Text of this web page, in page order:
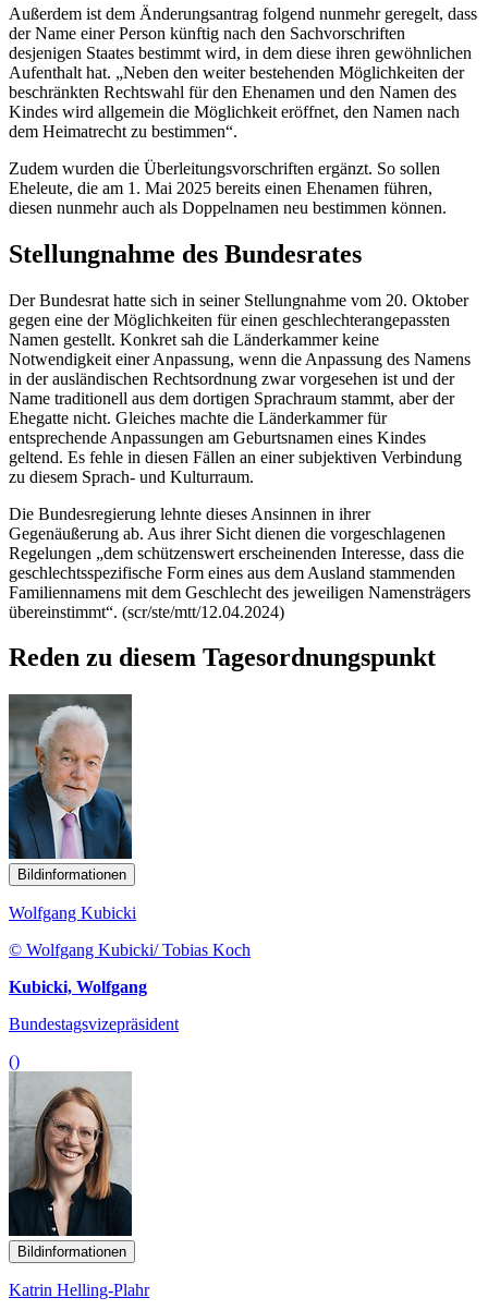
Außerdem ist dem Änderungsantrag folgend nunmehr geregelt, dass
der Name einer Person künftig nach den Sachvorschriften
desjenigen Staates bestimmt wird, in dem diese ihren gewöhnlichen
Aufenthalt hat. „Neben den weiter bestehenden Möglichkeiten der
beschränkten Rechtswahl für den Ehenamen und den Namen des
Kindes wird allgemein die Möglichkeit eröffnet, den Namen nach
dem Heimatrecht zu bestimmen“.
Zudem wurden die Überleitungsvorschriften ergänzt. So sollen
Eheleute, die am 1. Mai 2025 bereits einen Ehenamen führen,
diesen nunmehr auch als Doppelnamen neu bestimmen können.
Stellungnahme des Bundesrates
Der Bundesrat hatte sich in seiner Stellungnahme vom 20. Oktober
gegen eine der Möglichkeiten für einen geschlechterangepassten
Namen gestellt. Konkret sah die Länderkammer keine
Notwendigkeit einer Anpassung, wenn die Anpassung des Namens
in der ausländischen Rechtsordnung zwar vorgesehen ist und der
Name traditionell aus dem dortigen Sprachraum stammt, aber der
Ehegatte nicht. Gleiches machte die Länderkammer für
entsprechende Anpassungen am Geburtsnamen eines Kindes
geltend. Es fehle in diesen Fällen an einer subjektiven Verbindung
zu diesem Sprach- und Kulturraum.
Die Bundesregierung lehnte dieses Ansinnen in ihrer
Gegenäußerung ab. Aus ihrer Sicht dienen die vorgeschlagenen
Regelungen „dem schützenswert erscheinenden Interesse, dass die
geschlechtsspezifische Form eines aus dem Ausland stammenden
Familiennamens mit dem Geschlecht des jeweiligen Namensträgers
übereinstimmt“. (scr/ste/mtt/12.04.2024)
Reden zu diesem Tagesordnungspunkt
Bildinformationen
Wolfgang Kubicki
© Wolfgang Kubicki/ Tobias Koch
Kubicki, Wolfgang
Bundestagsvizepräsident
()
Bildinformationen
Katrin Helling-Plahr